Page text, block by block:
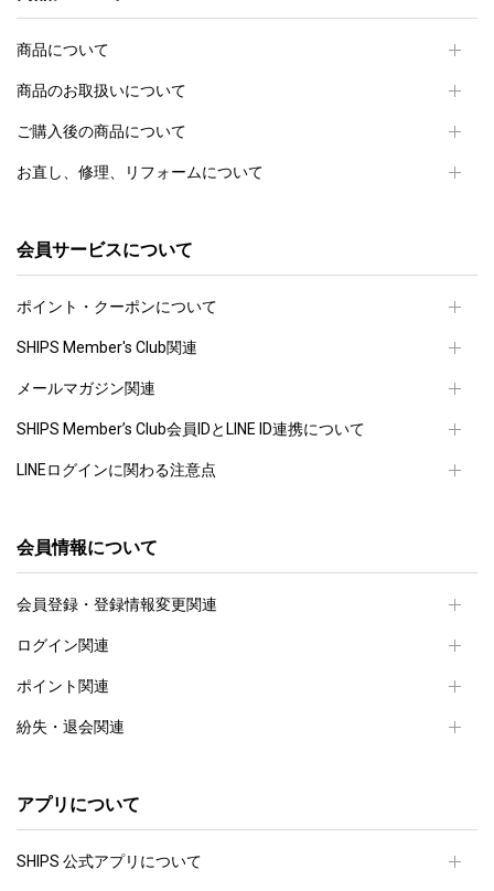
商品について
商品のお取扱いについて
ご購入後の商品について
お直し、修理、リフォームについて
会員サービスについて
ポイント・クーポンについて
SHIPS Member's Club関連
メールマガジン関連
SHIPS Member’s Club会員IDとLINE ID連携について
LINEログインに関わる注意点
会員情報について
会員登録・登録情報変更関連
ログイン関連
ポイント関連
紛失・退会関連
アプリについて
SHIPS 公式アプリについて